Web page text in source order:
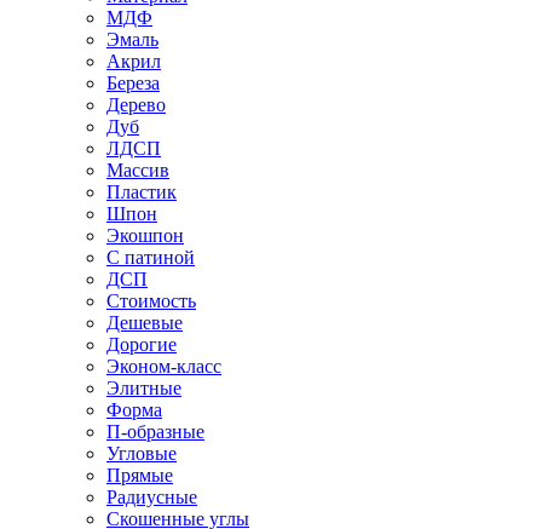
МДФ
Эмаль
Акрил
Береза
Дерево
Дуб
ЛДСП
Массив
Пластик
Шпон
Экошпон
С патиной
ДСП
Стоимость
Дешевые
Дорогие
Эконом-класс
Элитные
Форма
П-образные
Угловые
Прямые
Радиусные
Скошенные углы